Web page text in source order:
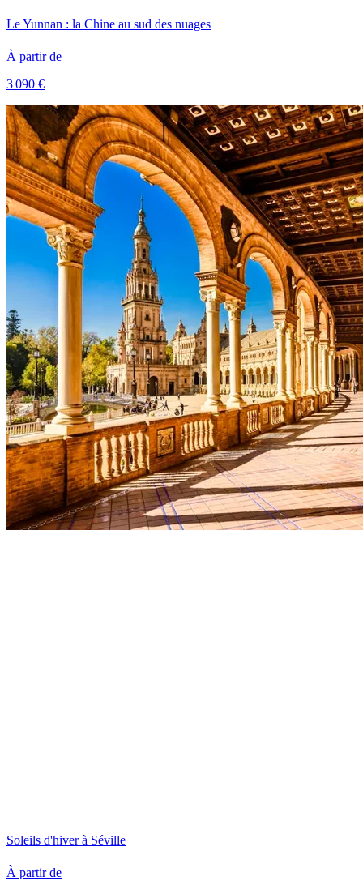
Le Yunnan : la Chine au sud des nuages
À partir de
3 090 €
Voir le voyage
Soleils d'hiver à Séville
À partir de